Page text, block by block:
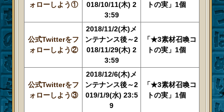
ォローしよう①
018/10/11(木) 2
3:59
トの実」1個
公式Twitterをフ
ォローしよう②
2018/11/2(木)メ
ンテナンス後～2
018/11/29(木) 2
3:59
「★3素材召喚コ
トの実」1個
公式Twitterをフ
ォローしよう③
2018/12/6(木)メ
ンテナンス後～2
019/1/9(水) 23:5
9
「★3素材召喚コ
トの実」1個